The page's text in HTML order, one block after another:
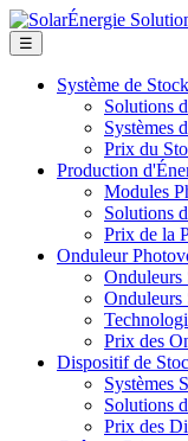
☰
Système de
Solutions
Systèmes
Prix du
Production
Modules
Solutions
Prix de la
Onduleur
Onduleurs
Onduleurs
Prix des
Dispositif de
Systèmes
Solutions
Prix des